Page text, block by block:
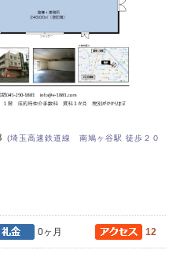
(埼玉高速鉄道線 南鳩ヶ谷駅 徒歩２０
0ヶ月 12